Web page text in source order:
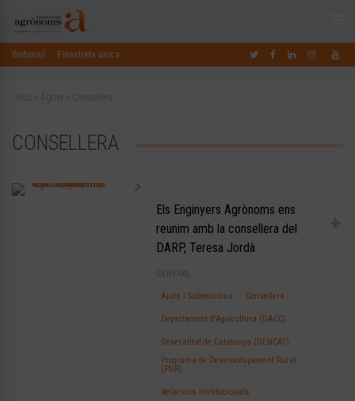
Webmail Finestreta única
Inici Àgora Consellera
CONSELLERA
Els Enginyers Agrònoms ens
reunim amb la consellera del
DARP, Teresa Jordà
GENERAL
Ajuts i Subvencions Consellera
Departament d'Agricultura (DACC)
Generalitat de Catalunya (GENCAT)
Programa de Desenvolupament Rural
(PDR)
Relacions Institucionals